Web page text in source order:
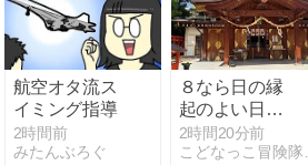
航空オタ流ス
イミング指導
2時間前
みたんぶろぐ
８なら日の縁
起のよい日
(*^^*)
2時間20分前